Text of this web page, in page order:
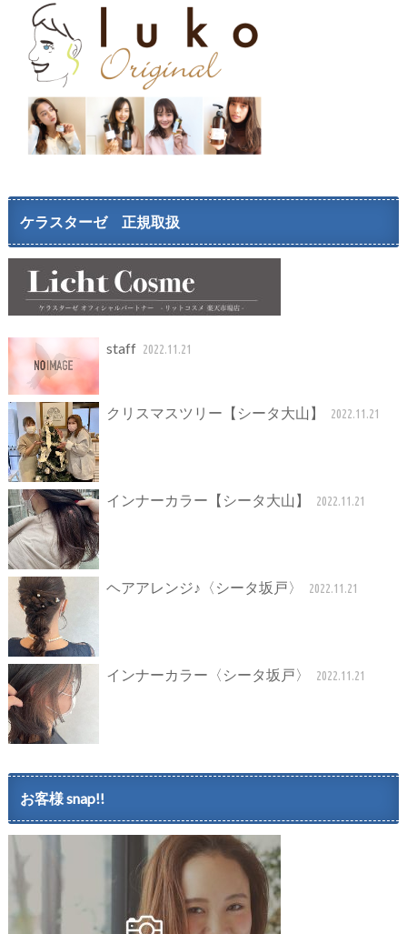
ケラスターゼ 正規取扱
staff 2022.11.21
クリスマスツリー【シータ大山】 2022.11.21
インナーカラー【シータ大山】 2022.11.21
ヘアアレンジ♪〈シータ坂戸〉 2022.11.21
インナーカラー〈シータ坂戸〉 2022.11.21
お客様 snap!!